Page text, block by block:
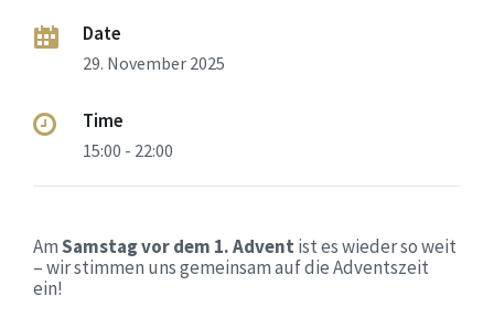
Date
29. November 2025
Time
15:00 - 22:00
AmSamstag vor dem 1. Advent ist es wieder so weit
– wir stimmen uns gemeinsam auf die Adventszeit
ein!